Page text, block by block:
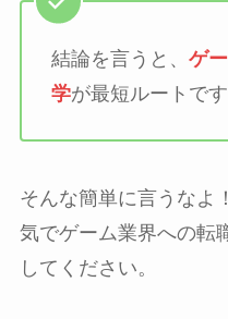
結論を言うと、 ゲ
学が最短ルートです
そんな簡単に言うなよ
気でゲーム業界への転
してください。